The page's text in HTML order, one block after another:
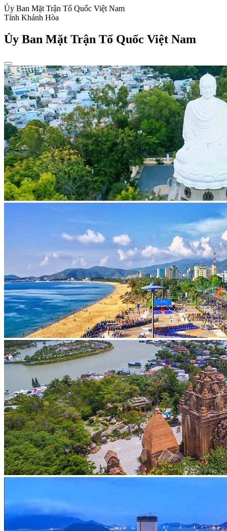
Ủy Ban Mặt Trận Tổ Quốc Việt Nam
Tỉnh Khánh Hòa
Ủy Ban Mặt Trận Tổ Quốc Việt Nam